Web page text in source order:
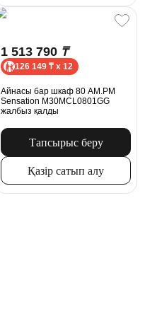
1 513 790 ₸
126 149 ₸ x 12
Айнасы бар шкаф 80 AM.PM
Sensation M30MCL0801GG
жалбыз қалды
Тапсырыс беру
Қазір сатып алу